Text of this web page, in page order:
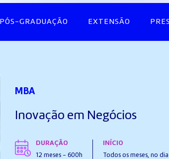
PÓS-GRADUAÇÃO EXTENSÃO
MBA
Inovação em Negócios
DURAÇÃO
12 meses - 600h
INÍCIO
Todos os meses, no dia